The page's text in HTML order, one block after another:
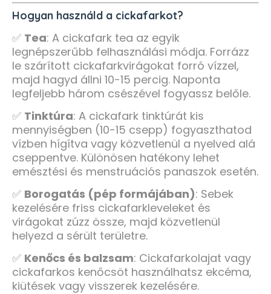
Hogyan használd a cickafarkot?
✅ Tea: A cickafark tea az egyik
legnépszerűbb felhasználási módja. Forrázz
le szárított cickafarkvirágokat forró vízzel,
majd hagyd állni 10-15 percig. Naponta
legfeljebb három csészével fogyassz belőle.
✅ Tinktúra: A cickafark tinktúrát kis
mennyiségben (10-15 csepp) fogyaszthatod
vízben hígítva vagy közvetlenül a nyelved alá
cseppentve. Különösen hatékony lehet
emésztési és menstruációs panaszok esetén.
✅ Borogatás (pép formájában): Sebek
kezelésére friss cickafarkleveleket és
virágokat zúzz össze, majd közvetlenül
helyezd a sérült területre.
✅ Kenőcs és balzsam: Cickafarkolajat vagy
cickafarkos kenőcsöt használhatsz ekcéma,
kiütések vagy visszerek kezelésére.